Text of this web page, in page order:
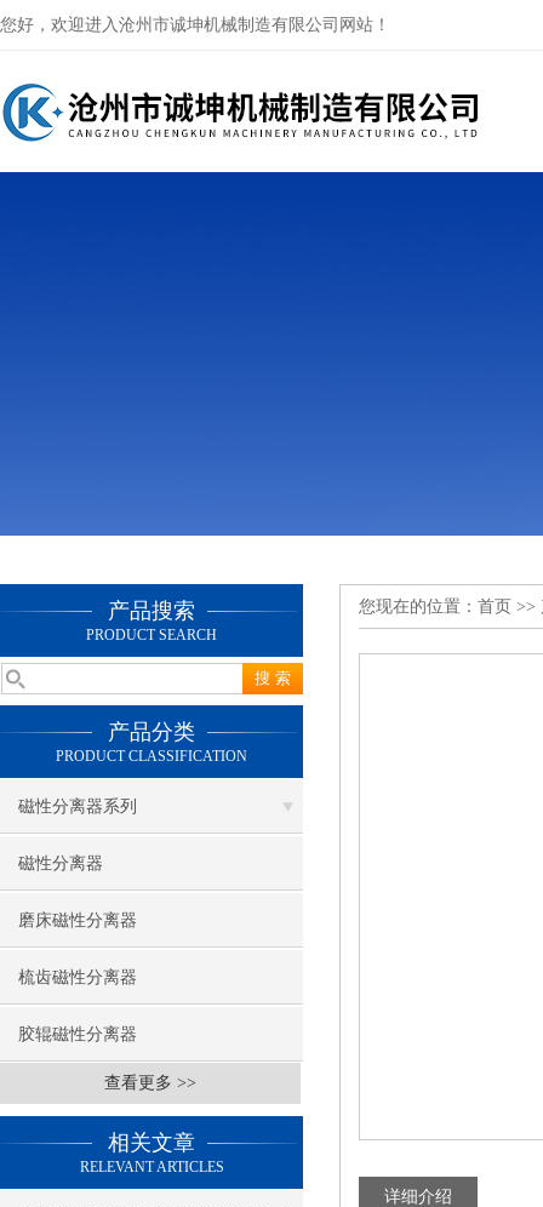
您好，欢迎进入沧州市诚坤机械制造有限公司网站！
产品搜索
PRODUCT SEARCH
产品分类
PRODUCT CLASSIFICATION
磁性分离器系列
磁性分离器
磨床磁性分离器
梳齿磁性分离器
胶辊磁性分离器
查看更多 >>
相关文章
RELEVANT ARTICLES
您现在的位置： 首页 >>
详细介绍